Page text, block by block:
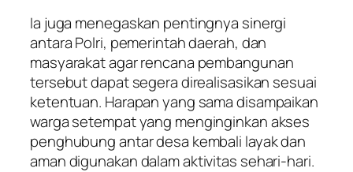
Ia juga menegaskan pentingnya sinergi
antara Polri, pemerintah daerah, dan
masyarakat agar rencana pembangunan
tersebut dapat segera direalisasikan sesuai
ketentuan. Harapan yang sama disampaikan
warga setempat yang menginginkan akses
penghubung antar desa kembali layak dan
aman digunakan dalam aktivitas sehari-hari.